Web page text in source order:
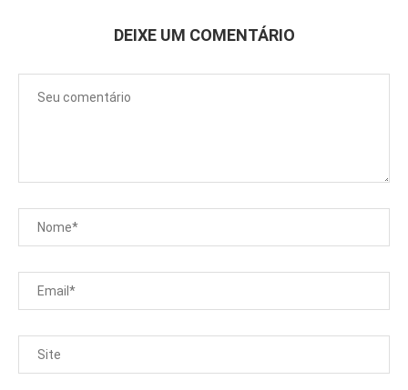
DEIXE UM COMENTÁRIO